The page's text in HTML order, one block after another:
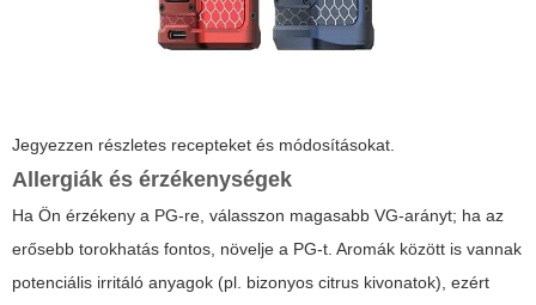
Jegyezzen részletes recepteket és módosításokat.
Allergiák és érzékenységek
Ha Ön érzékeny a PG-re, válasszon magasabb VG-arányt; ha az
erősebb torokhatás fontos, növelje a PG-t. Aromák között is vannak
potenciális irritáló anyagok (pl. bizonyos citrus kivonatok), ezért